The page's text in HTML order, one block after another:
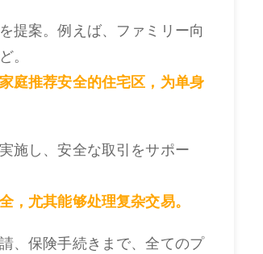
提案。例えば、ファミリー向
。
庭推荐安全的住宅区，为单身
施し、安全な取引をサポー
，尤其能够处理复杂交易。
、保険手続きまで、全てのプ